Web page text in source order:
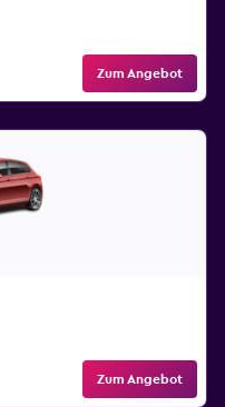
Zum Angebot
Zum Angebot